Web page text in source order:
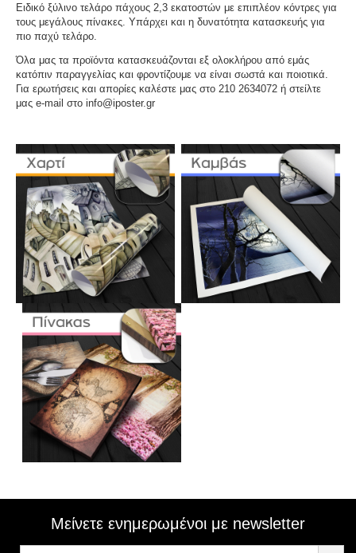
Ειδικό ξύλινο τελάρο πάχους 2,3 εκατοστών με επιπλέον κόντρες για
τους μεγάλους πίνακες. Υπάρχει και η δυνατότητα κατασκευής για
πιο παχύ τελάρο.
Όλα μας τα προϊόντα κατασκευάζονται εξ ολοκλήρου από εμάς
κατόπιν παραγγελίας και φροντίζουμε να είναι σωστά και ποιοτικά.
Για ερωτήσεις και απορίες καλέστε μας στο 210 2634072 ή στείλτε
μας e-mail στο info@iposter.gr
Μείνετε ενημερωμένοι με newsletter